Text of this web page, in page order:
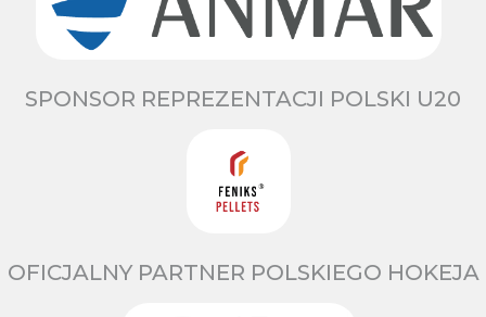
SPONSOR REPREZENTACJI POLSKI U20
OFICJALNY PARTNER POLSKIEGO HOKEJA